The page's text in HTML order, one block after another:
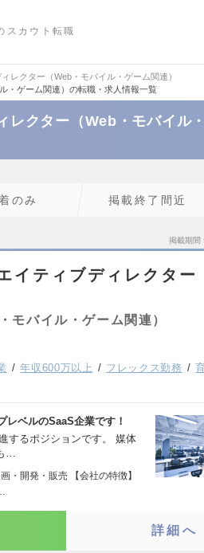
スカウト転職
レクター（Web・モバイル・ゲーム関連）
・ゲーム関連）の転職・求人情報一覧
レクター（Web・モバイル・
のみ 掲載終了間近
掲載期間
イティブディレクター
モバイル・ゲーム関連）
年収600万以上 フレックス勤務
レベルのSaaS企業です！
するポジションです。 媒体
…
・開発・販売 【会社の特徴】
詳細へ